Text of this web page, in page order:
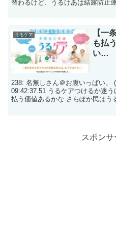
うるケア
【一
も払
い…
238: 名無しさん＠お腹いっぱい。 (ｵｯﾍﾟｹ
09:42:37.51 うるケアつけるか迷うけどカビリスクも怖いし10万円も
払う価値あるかな さら
スポンサ